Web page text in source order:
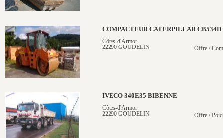
COMPACTEUR CATERPILLAR CB534D
Côtes-d'Armor
22290 GOUDELIN
Offre /
IVECO 340E35 BIBENNE
Côtes-d'Armor
22290 GOUDELIN
Offre /